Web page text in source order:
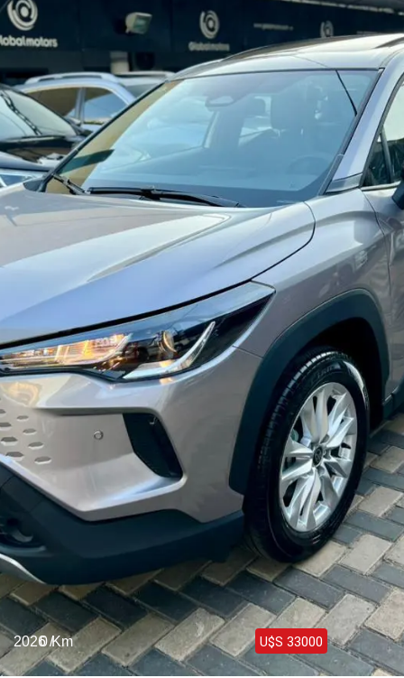
Haz clic aquí
2026 /0 Km U$S 33000
Toyota Corolla Cross Híbrida Full 2026